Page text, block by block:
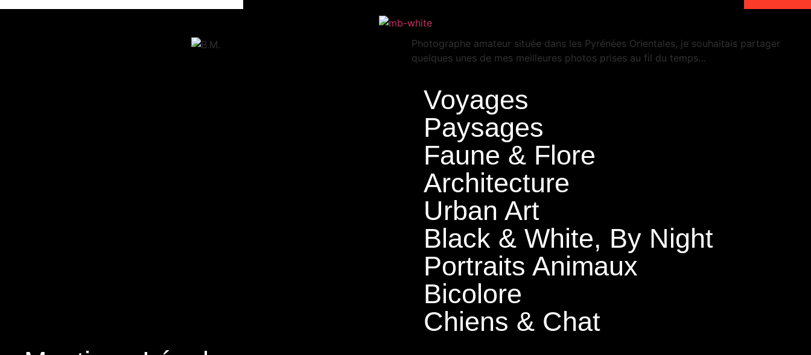
Photographe amateur située dans les Pyrénées Orientales, je souhaitais partager
quelques unes de mes meilleures photos prises au fil du temps…
Voyages
Paysages
Faune & Flore
Architecture
Urban Art
Black & White, By Night
Portraits Animaux
Bicolore
Chiens & Chat